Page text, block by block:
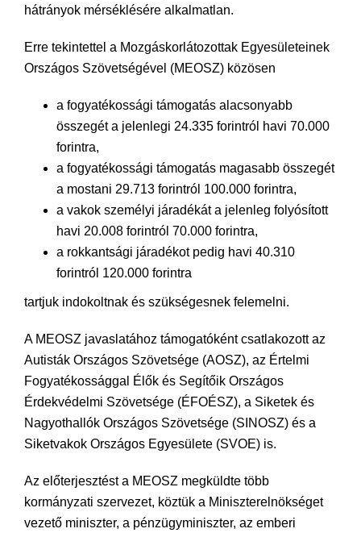
hátrányok mérséklésére alkalmatlan.
Erre tekintettel a Mozgáskorlátozottak Egyesületeinek
Országos Szövetségével (MEOSZ) közösen
a fogyatékossági támogatás alacsonyabb
összegét a jelenlegi 24.335 forintról havi 70.000
forintra,
a fogyatékossági támogatás magasabb összegét
a mostani 29.713 forintról 100.000 forintra,
a vakok személyi járadékát a jelenleg folyósított
havi 20.008 forintról 70.000 forintra,
a rokkantsági járadékot pedig havi 40.310
forintról 120.000 forintra
tartjuk indokoltnak és szükségesnek felemelni.
A MEOSZ javaslatához támogatóként csatlakozott az
Autisták Országos Szövetsége (AOSZ), az Értelmi
Fogyatékossággal Élők és Segítőik Országos
Érdekvédelmi Szövetsége (ÉFOÉSZ), a Siketek és
Nagyothallók Országos Szövetsége (SINOSZ) és a
Siketvakok Országos Egyesülete (SVOE) is.
Az előterjesztést a MEOSZ megküldte több
kormányzati szervezet, köztük a Miniszterelnökséget
vezető miniszter, a pénzügyminiszter, az emberi